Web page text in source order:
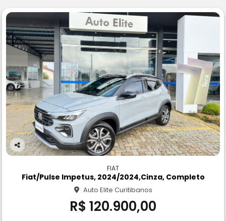
Co
FIAT
Fiat/pulse Impetus, 2024/2024,cinza, Completo
Auto Elite Curitibanos
R$ 120.900,00